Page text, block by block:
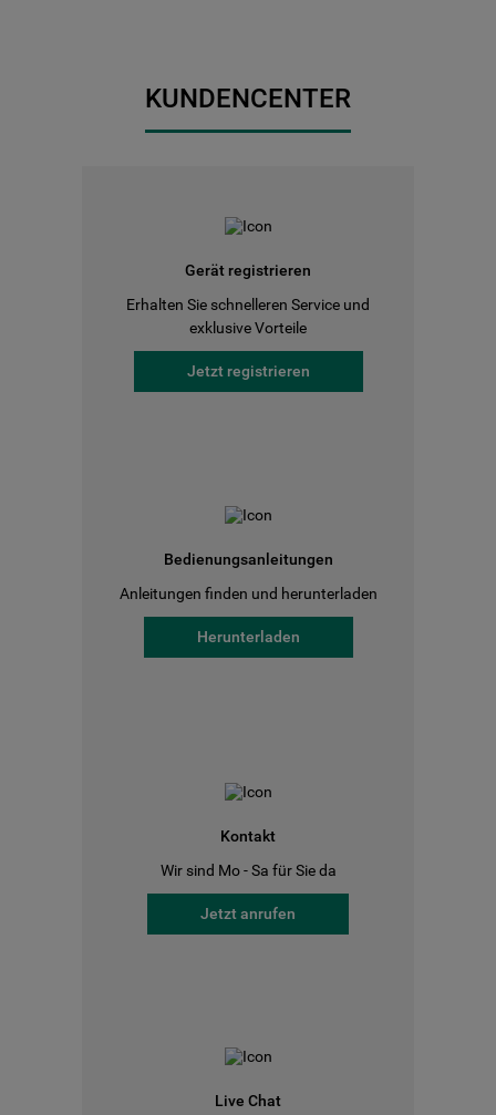
KUNDENCENTER
Gerät registrieren
Erhalten Sie schnelleren Service und
exklusive Vorteile
Jetzt registrieren
Bedienungsanleitungen
Anleitungen finden und herunterladen
Herunterladen
Kontakt
Wir sind Mo - Sa für Sie da
Jetzt anrufen
Live Chat